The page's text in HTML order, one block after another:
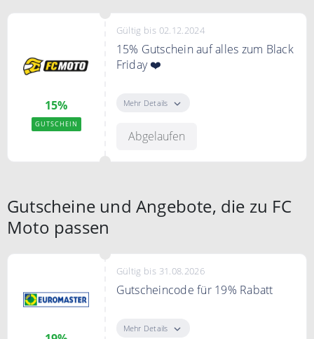
15%
GUTSCHEIN
Gültig bis 02.12.2024
15% Gutschein auf alles zum Black
Friday ❤️
auf alles
Mehr Details
Abgelaufen
Gutscheine und Angebote, die zu FC
Moto passen
Gültig bis 31.08.2026
Gutscheincode für 19% Rabatt
mit dem Gutscheincode für
Mehr Details